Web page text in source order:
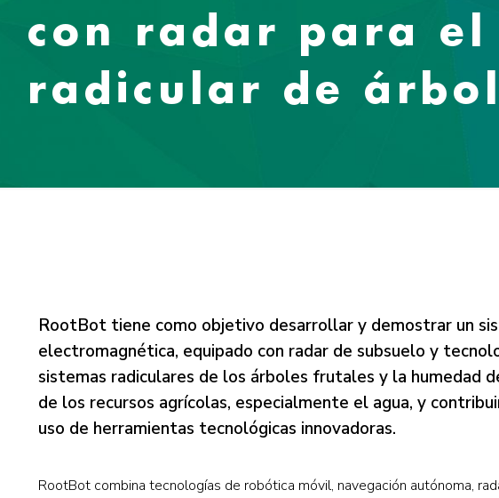
con radar para el
radicular de
RootBot tiene como objetivo desarrollar y demostrar un
electromagnética, equipado con radar de subsuelo y
sistemas radiculares de los árboles frutales y la humedad
de los recursos agrícolas, especialmente el agua, y
uso de herramientas tecnológicas innovadoras.
RootBot combina tecnologías de robótica móvil, navegación autónoma,